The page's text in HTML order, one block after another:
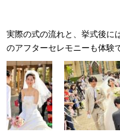
実際の式の流れと、挙式後に
のアフターセレモニーも体験